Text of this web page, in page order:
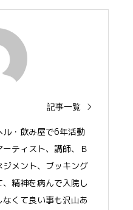
記事一覧
・飲み屋で6年活動
ティスト、講師、Ｂ
メント、ブッキング
精神を病んで入院し
くて良い事も沢山あ